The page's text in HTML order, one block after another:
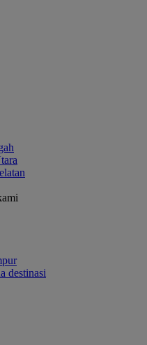
destinasi